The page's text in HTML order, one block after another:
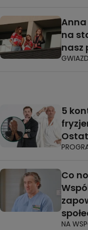
na
nasz
5
Co
NA